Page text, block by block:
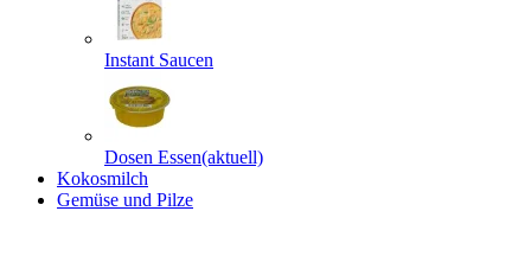
Instant Saucen
Dosen Essen(aktuell)
Kokosmilch
Gemüse und Pilze